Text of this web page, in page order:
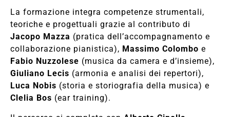
La formazione integra competenze strumentali,
teoriche e progettuali grazie al contributo di
Jacopo Mazza (pratica dell’accompagnamento e
collaborazione pianistica), Massimo Colombo e
Fabio Nuzzolese (musica da camera e d’insieme),
Giuliano Lecis (armonia e analisi dei repertori),
Luca Nobis (storia e storiografia della musica) e
Clelia Bos (ear training).